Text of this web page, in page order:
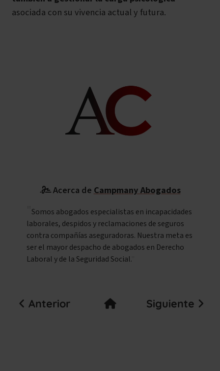
asociada con su vivencia actual y futura.
Acerca de Campmany Abogados
Somos abogados especialistas en incapacidades
laborales, despidos y reclamaciones de seguros
contra compañías aseguradoras. Nuestra meta es
ser el mayor despacho de abogados en Derecho
Laboral y de la Seguridad Social.
Anterior Siguiente